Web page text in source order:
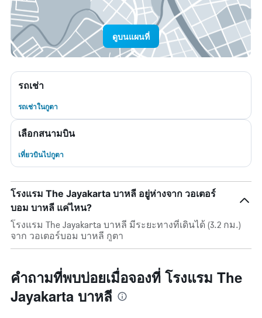
ดูบนแผนที่
รถเช่า
รถเช่าในกูตา
เลือกสนามบิน
เที่ยวบินไปกูตา
โรงแรม The Jayakarta บาหลี อยู่ห่างจาก วอเตอร์
บอม บาหลี แค่ไหน?
โรงแรม The Jayakarta บาหลี มีระยะทางที่เดินได้ (3.2 กม.)
จาก วอเตอร์บอม บาหลี กูตา
คำถามที่พบบ่อยเมื่อจองที่ โรงแรม The
Jayakarta บาหลี